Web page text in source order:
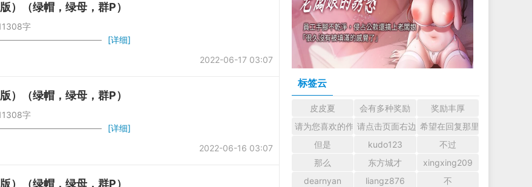
）（绿帽，绿母，群P）
字
[详细]
2022-06-17 03:07
）（绿帽，绿母，群P）
字
[详细]
2022-06-16 03:07
）（绿帽，绿母，群P）
标签云
皮皮夏 会有多种奖励
奖励丰厚
请为您喜欢的作者加油吧！ 认真回复交流
请点击页面右边的小手图标支持楼主。
希望在回复那里留下您的
但是
kudo123
不过
那么
东方城才
xingxing209
dearnyan
liangz876 不